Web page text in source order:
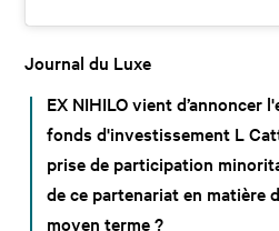
Journal du Luxe
EX NIHILO vient d’annoncer
fonds d'investissement L
prise de participation
de ce partenariat en matière
moyen terme ?